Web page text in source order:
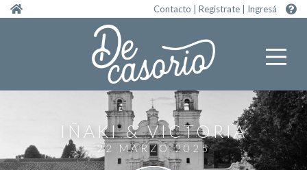
Pasar al contenido principal Contacto Registrate Ingresá
IÑAKI VICTORIA
22 MARZO 2025